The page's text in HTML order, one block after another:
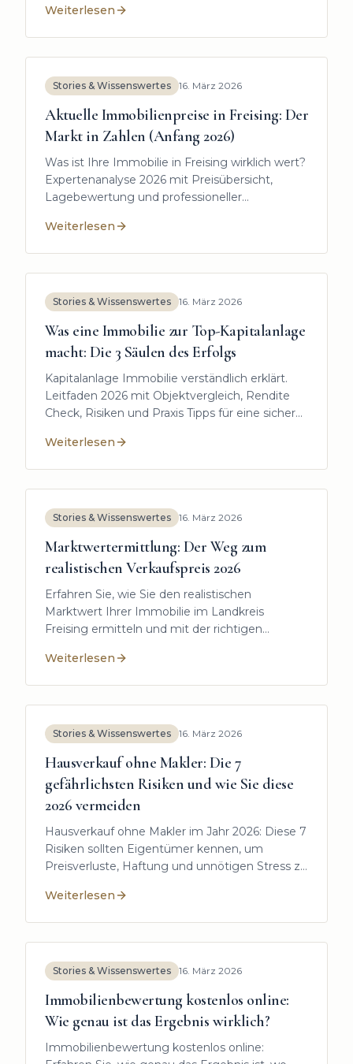
Tipps für Entscheidungen in Freising und
Weiterlesen
:Was ist die Immobilienwelt? Eine Einführung für
Stories & Wissenswertes 16. März 2026
Aktuelle Immobilienpreise in Freising: Der
Markt in Zahlen (Anfang 2026)
Was ist Ihre Immobilie in Freising wirklich wert?
Expertenanalyse 2026 mit Preisübersicht,
Lagebewertung und professioneller
Weiterlesen
:Aktuelle Immobilienpreise in Freising: Der Markt in
Stories & Wissenswertes 16. März 2026
Was eine Immobilie zur Top-Kapitalanlage
macht: Die 3 Säulen des Erfolgs
Kapitalanlage Immobilie verständlich erklärt.
Leitfaden 2026 mit Objektvergleich, Rendite
Check, Risiken und Praxis Tipps für eine sichere
Weiterlesen
:Was eine Immobilie zur Top-Kapitalanlage macht:
Stories & Wissenswertes 16. März 2026
Marktwertermittlung: Der Weg zum
realistischen Verkaufspreis 2026
Erfahren Sie, wie Sie den realistischen
Marktwert Ihrer Immobilie im Landkreis
Freising ermitteln und mit der richtigen
Weiterlesen
:Marktwertermittlung: Der Weg zum realistischen
Stories & Wissenswertes 16. März 2026
Hausverkauf ohne Makler: Die 7
gefährlichsten Risiken und wie Sie diese
2026 vermeiden
Hausverkauf ohne Makler im Jahr 2026: Diese 7
Risiken sollten Eigentümer kennen, um
Preisverluste, Haftung und unnötigen Stress zu
Weiterlesen
:Hausverkauf ohne Makler: Die 7 gefährlichsten
Stories & Wissenswertes 16. März 2026
Immobilienbewertung kostenlos online:
Wie genau ist das Ergebnis wirklich?
Immobilienbewertung kostenlos online: